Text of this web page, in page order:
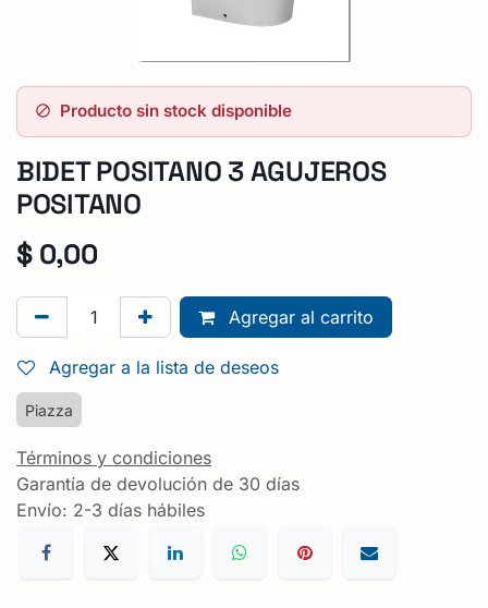
Producto sin stock disponible
BIDET POSITANO 3 AGUJEROS
POSITANO
$ 0,00
Agregar al carrito
Agregar a la lista de deseos
Piazza
Términos y condiciones
Garantía de devolución de 30 días
Envío: 2-3 días hábiles